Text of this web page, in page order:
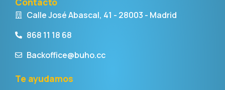
Calle José Abascal, 41 - 28003 - Madrid
868 11 18 68
Backoffice@buho.cc
Te ayudamos